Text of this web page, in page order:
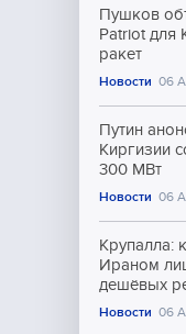
Пушков
Patriot для
ракет
Новости 06
Путин
Киргизии
300 МВт
Новости 06
Крупалла:
Ираном
дешёвых
Новости 06